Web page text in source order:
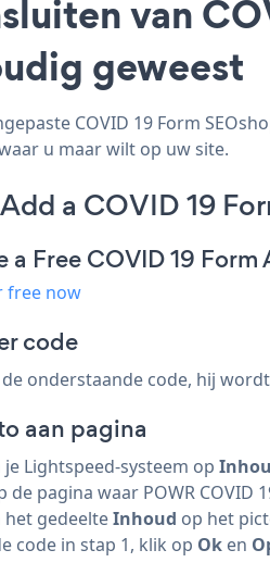
van
geweest
COVID 19 Form
u maar wilt op uw site.
a COVID 19
a Free COVID 19 Form
free now
code
onderstaande code, hij
aan pagina
je Lightspeed-systeem op
de pagina waar POWR COVID
het gedeelteInhoud op het
code in stap 1, klik op Ok en